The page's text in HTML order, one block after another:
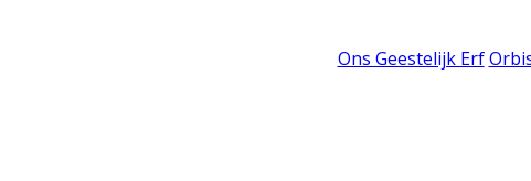
Ons Geestelijk Erf